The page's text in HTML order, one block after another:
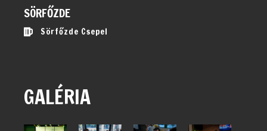
SÖRFŐZDE
Sörfőzde Csepel
GALÉRIA